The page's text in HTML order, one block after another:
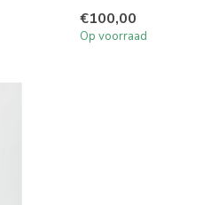
€100,00
Op voorraad